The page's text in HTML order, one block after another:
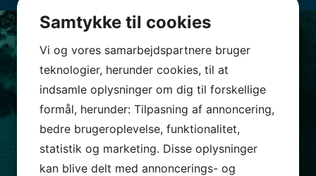
Samtykke til cookies
Vi og vores samarbejdspartnere bruger
teknologier, herunder cookies, til at
indsamle oplysninger om dig til forskellige
formål, herunder: Tilpasning af annoncering,
bedre brugeroplevelse, funktionalitet,
statistik og marketing. Disse oplysninger
kan blive delt med annoncerings- og